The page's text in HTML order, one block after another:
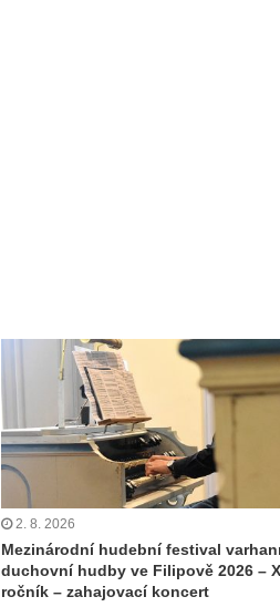
2. 8. 2026
Mezinárodní hudební festival
duchovní hudby ve Filipově 2026 –
ročník – zahajovací koncert